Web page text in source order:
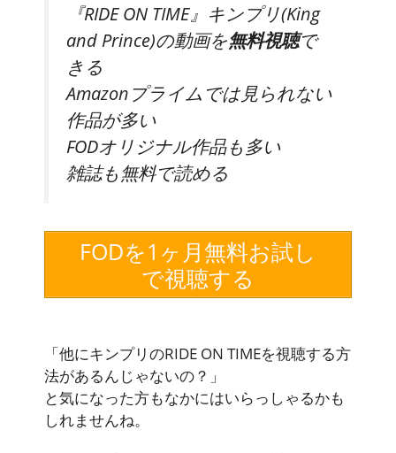
『RIDE ON TIME』キンプリ(King
and Prince)の動画を無料視聴で
きる
Amazonプライムでは見られない
作品が多い
FODオリジナル作品も多い
雑誌も無料で読める
FODを1ヶ月無料お試し
で視聴する
「他にキンプリのRIDE ON TIMEを視聴する方
法があるんじゃないの？」
と気になった方もなかにはいらっしゃるかも
しれませんね。